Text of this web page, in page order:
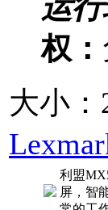
运行
权：
大小：
利盟
屏，智